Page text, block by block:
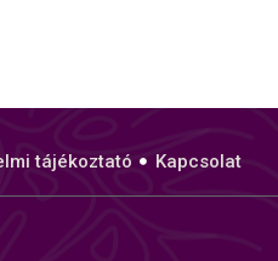
tájékoztató Kapcsolat